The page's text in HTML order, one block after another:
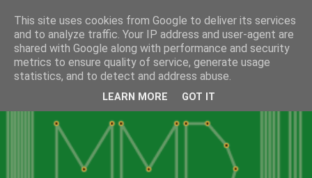
This site uses cookies from Google to deliver its services
and to analyze traffic. Your IP address and user-agent are
shared with Google along with performance and security
metrics to ensure quality of service, generate usage
statistics, and to detect and address abuse.
LEARN MORE GOT IT